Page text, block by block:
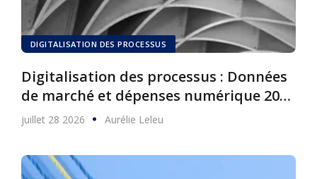
DIGITALISATION DES PROCESSUS
Digitalisation des processus : Données
de marché et dépenses numérique 2025
à 2030
juillet 28 2026 Aurélie Leleu